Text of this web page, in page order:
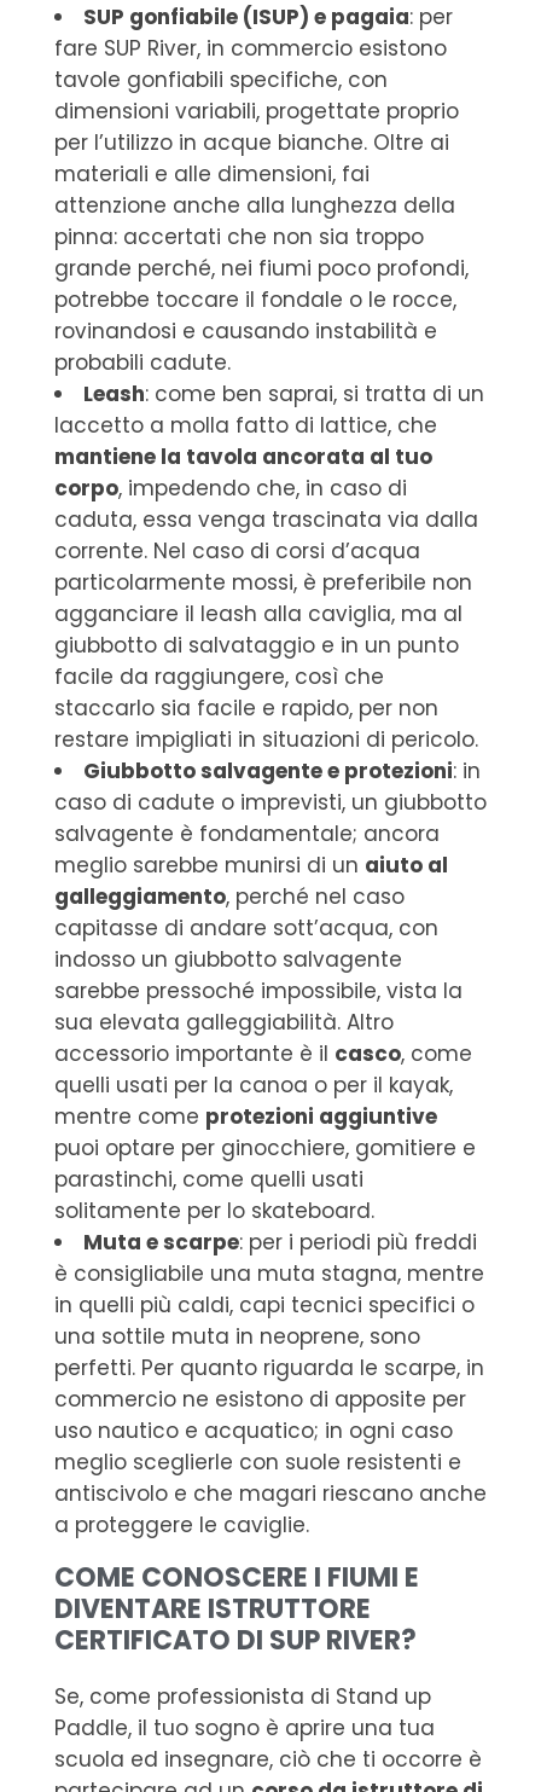
SUP gonfiabile (ISUP) e pagaia: per
fare SUP River, in commercio esistono
tavole gonfiabili specifiche, con
dimensioni variabili, progettate proprio
per l’utilizzo in acque bianche. Oltre ai
materiali e alle dimensioni, fai
attenzione anche alla lunghezza della
pinna: accertati che non sia troppo
grande perché, nei fiumi poco profondi,
potrebbe toccare il fondale o le rocce,
rovinandosi e causando instabilità e
probabili cadute.
Leash: come ben saprai, si tratta di un
laccetto a molla fatto di lattice, che
mantiene la tavola ancorata al tuo
corpo, impedendo che, in caso di
caduta, essa venga trascinata via dalla
corrente. Nel caso di corsi d’acqua
particolarmente mossi, è preferibile non
agganciare il leash alla caviglia, ma al
giubbotto di salvataggio e in un punto
facile da raggiungere, così che
staccarlo sia facile e rapido, per non
restare impigliati in situazioni di pericolo.
Giubbotto salvagente e protezioni: in
caso di cadute o imprevisti, un giubbotto
salvagente è fondamentale; ancora
meglio sarebbe munirsi di un aiuto al
galleggiamento, perché nel caso
capitasse di andare sott’acqua, con
indosso un giubbotto salvagente
sarebbe pressoché impossibile, vista la
sua elevata galleggiabilità. Altro
accessorio importante è il casco, come
quelli usati per la canoa o per il kayak,
mentre come protezioni aggiuntive
puoi optare per ginocchiere, gomitiere e
parastinchi, come quelli usati
solitamente per lo skateboard.
Muta e scarpe: per i periodi più freddi
è consigliabile una muta stagna, mentre
in quelli più caldi, capi tecnici specifici o
una sottile muta in neoprene, sono
perfetti. Per quanto riguarda le scarpe, in
commercio ne esistono di apposite per
uso nautico e acquatico; in ogni caso
meglio sceglierle con suole resistenti e
antiscivolo e che magari riescano anche
a proteggere le caviglie.
COME CONOSCERE I FIUMI E
DIVENTARE ISTRUTTORE
CERTIFICATO DI SUP RIVER?
Se, come professionista di Stand up
Paddle, il tuo sogno è aprire una tua
scuola ed insegnare, ciò che ti occorre è